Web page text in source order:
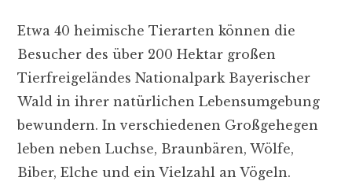
Etwa 40 heimische Tierarten können die
Besucher des über 200 Hektar großen
Tierfreigeländes Nationalpark Bayerischer
Wald in ihrer natürlichen Lebensumgebung
bewundern. In verschiedenen Großgehegen
leben neben Luchse, Braunbären, Wölfe,
Biber, Elche und ein Vielzahl an Vögeln.